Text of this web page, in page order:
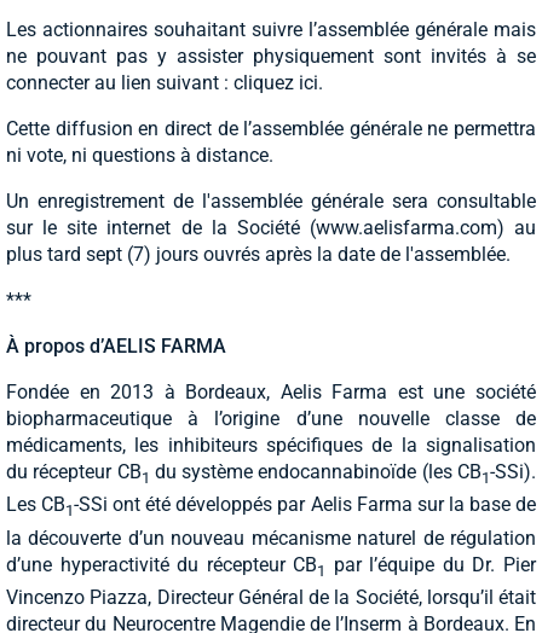
Les actionnaires souhaitant suivre l’assemblée générale mais
ne pouvant pas y assister physiquement sont invités à se
connecter au lien suivant : cliquez ici.
Cette diffusion en direct de l’assemblée générale ne permettra
ni vote, ni questions à distance.
Un enregistrement de l'assemblée générale sera consultable
sur le site internet de la Société (www.aelisfarma.com) au
plus tard sept (7) jours ouvrés après la date de l'assemblée.
***
À propos d’AELIS FARMA
Fondée en 2013 à Bordeaux, Aelis Farma est une société
biopharmaceutique à l’origine d’une nouvelle classe de
médicaments, les inhibiteurs spécifiques de la signalisation
du récepteur CB1 du système endocannabinoïde (les CB1-SSi).
Les CB1-SSi ont été développés par Aelis Farma sur la base de
la découverte d’un nouveau mécanisme naturel de régulation
d’une hyperactivité du récepteur CB1
par l’équipe du Dr. Pier
Vincenzo Piazza, Directeur Général de la Société, lorsqu’il était
directeur du Neurocentre Magendie de l’Inserm à Bordeaux. En